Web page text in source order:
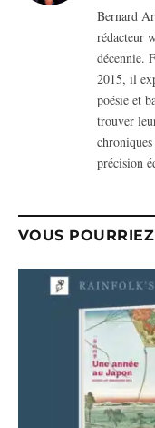
Bernard
rédacteur
décennie.
2015, il
poésie et
trouver
précision
VOUS